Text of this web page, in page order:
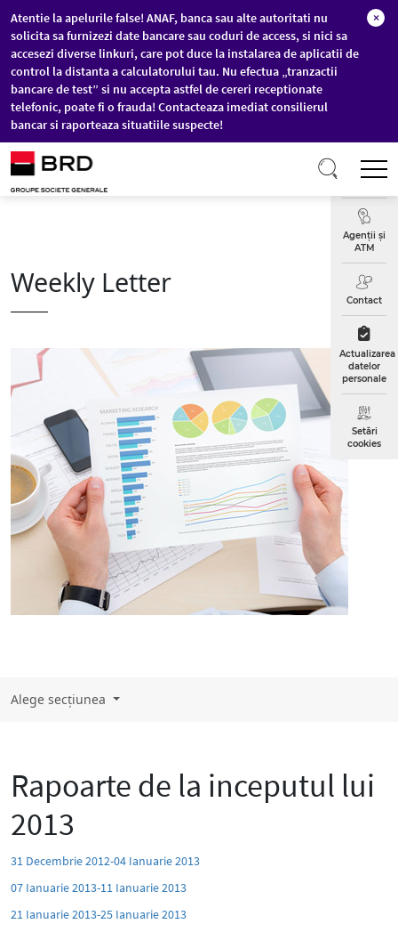
Sari la conținutul principal
Atentie la apelurile false! ANAF, banca sau alte autoritati nu
solicita sa furnizezi date bancare sau coduri de access, si nici sa
accesezi diverse linkuri, care pot duce la instalarea de aplicatii de
control la distanta a calculatorului tau. Nu efectua „tranzactii
bancare de test” si nu accepta astfel de cereri receptionate
telefonic, poate fi o frauda! Contacteaza imediat consilierul
bancar si raporteaza situatiile suspecte!
×
Curs
Agenții și
ATM
Contact
Actualizarea
datelor
personale
Setări
cookies
Weekly Letter
Alege secțiunea
Rapoarte de la inceputul lui
2013
31 Decembrie 2012-04 Ianuarie 2013
07 Ianuarie 2013-11 Ianuarie 2013
21 Ianuarie 2013-25 Ianuarie 2013